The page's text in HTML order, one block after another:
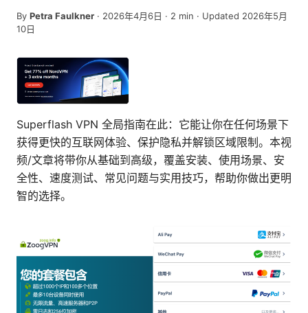
By Petra Faulkner · 2026年4月6日 · 2 min · Updated 2026年5月
10日
Superflash VPN 全局指南在此：它能让你在任何场景下
获得更快的互联网体验、保护隐私并解锁区域限制。本视
频/文章将带你从基础到高级，覆盖安装、使用场景、安
全性、速度测试、常见问题与实用技巧，帮助你做出更明
智的选择。